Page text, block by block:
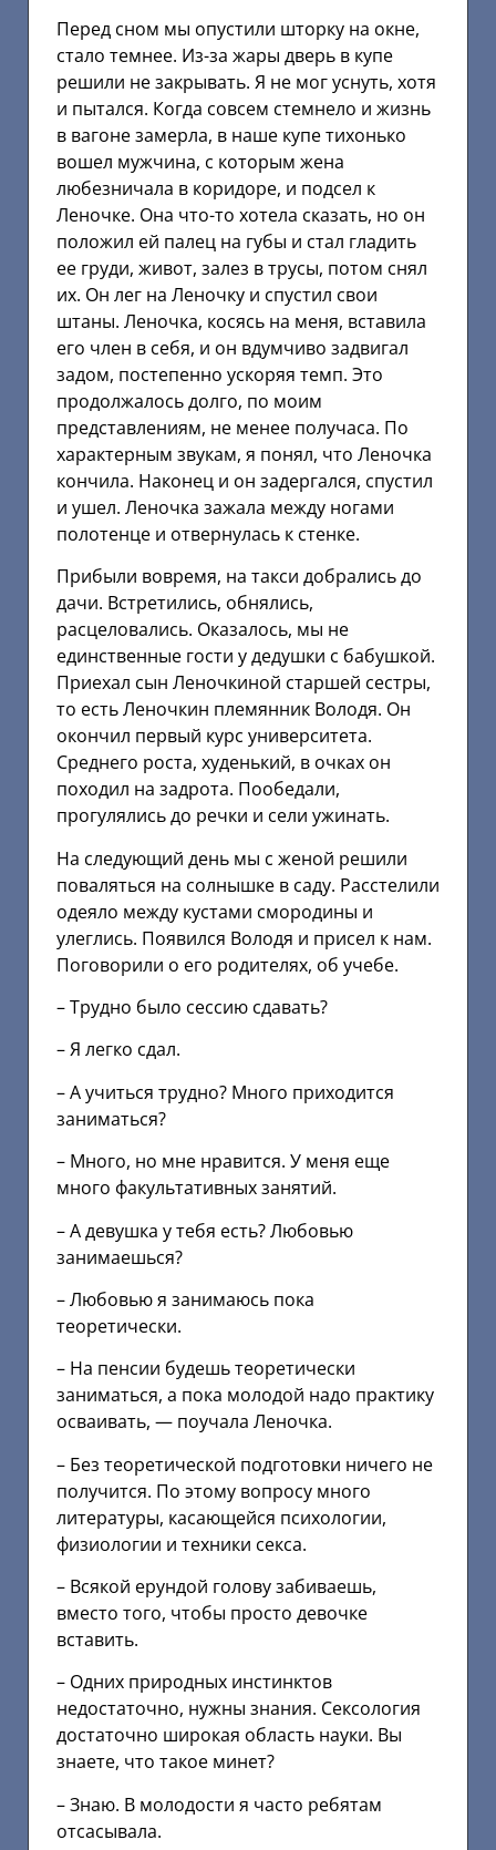
Перед сном мы опустили шторку на окне,
стало темнее. Из-за жары дверь в купе
решили не закрывать. Я не мог уснуть, хотя
и пытался. Когда совсем стемнело и жизнь
в вагоне замерла, в наше купе тихонько
вошел мужчина, с которым жена
любезничала в коридоре, и подсел к
Леночке. Она что-то хотела сказать, но он
положил ей палец на губы и стал гладить
ее груди, живот, залез в трусы, потом снял
их. Он лег на Леночку и спустил свои
штаны. Леночка, косясь на меня, вставила
его член в себя, и он вдумчиво задвигал
задом, постепенно ускоряя темп. Это
продолжалось долго, по моим
представлениям, не менее получаса. По
характерным звукам, я понял, что Леночка
кончила. Наконец и он задергался, спустил
и ушел. Леночка зажала между ногами
полотенце и отвернулась к стенке.
Прибыли вовремя, на такси добрались до
дачи. Встретились, обнялись,
расцеловались. Оказалось, мы не
единственные гости у дедушки с бабушкой.
Приехал сын Леночкиной старшей сестры,
то есть Леночкин племянник Володя. Он
окончил первый курс университета.
Среднего роста, худенький, в очках он
походил на задрота. Пообедали,
прогулялись до речки и сели ужинать.
На следующий день мы с женой решили
поваляться на солнышке в саду. Расстелили
одеяло между кустами смородины и
улеглись. Появился Володя и присел к нам.
Поговорили о его родителях, об учебе.
– Трудно было сессию сдавать?
– Я легко сдал.
– А учиться трудно? Много приходится
заниматься?
– Много, но мне нравится. У меня еще
много факультативных занятий.
– А девушка у тебя есть? Любовью
занимаешься?
– Любовью я занимаюсь пока
теоретически.
– На пенсии будешь теоретически
заниматься, а пока молодой надо практику
осваивать, — поучала Леночка.
– Без теоретической подготовки ничего не
получится. По этому вопросу много
литературы, касающейся психологии,
физиологии и техники секса.
– Всякой ерундой голову забиваешь,
вместо того, чтобы просто девочке
вставить.
– Одних природных инстинктов
недостаточно, нужны знания. Сексология
достаточно широкая область науки. Вы
знаете, что такое минет?
– Знаю. В молодости я часто ребятам
отсасывала.